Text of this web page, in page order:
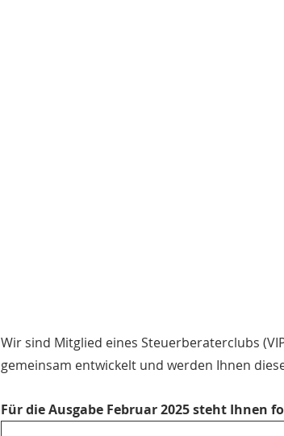
Wir sind Mitglied eines Steuerberaterclubs
gemeinsam entwickelt und werden Ihnen
Für die Ausgabe Februar 2025 steht Ihnen